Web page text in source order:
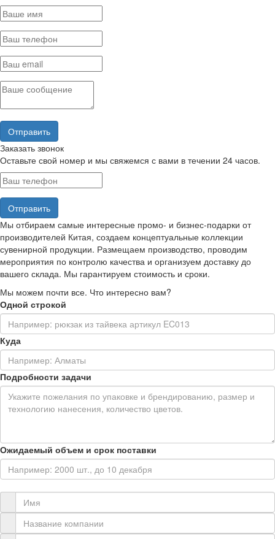
Заказать звонок
Оставьте свой номер и мы свяжемся с вами в течении 24 часов.
Мы отбираем самые интересные промо- и бизнес-подарки от
производителей Китая, создаем концептуальные коллекции
сувенирной продукции. Размещаем производство, проводим
мероприятия по контролю качества и организуем доставку до
вашего склада. Мы гарантируем стоимость и сроки.
Мы можем почти все. Что интересно вам?
Одной строкой
Куда
Подробности задачи
Ожидаемый объем и срок поставки